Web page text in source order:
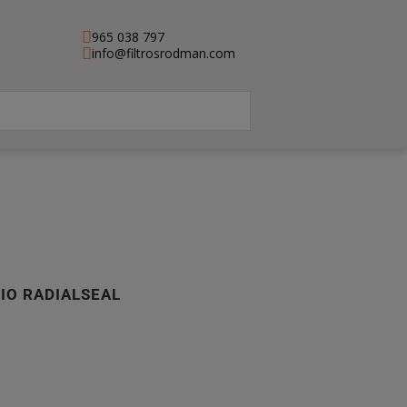
965 038 797
info@filtrosrodman.com
RADIALSEAL